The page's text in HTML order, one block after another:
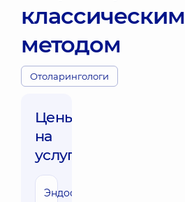
классическим
методом
Отоларингологи
Цены
на
услуги:
Эндоскопическая